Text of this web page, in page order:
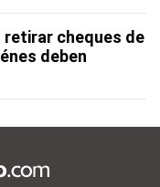
retirar cheques de
deben